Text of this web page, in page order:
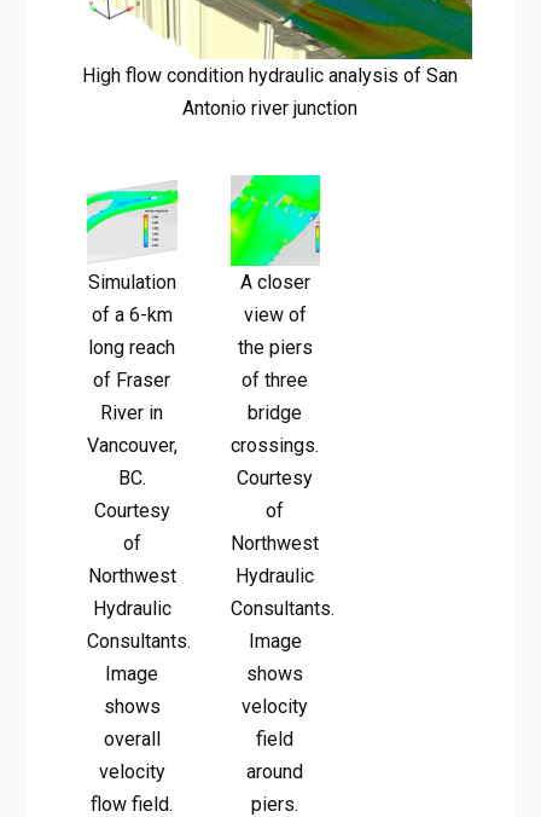
High flow condition hydraulic analysis of San
Antonio river junction
Simulation
of a 6-km
long reach
of Fraser
River in
Vancouver,
BC.
Courtesy
of
Northwest
Hydraulic
Consultants.
Image
shows
overall
velocity
flow field.
A closer
view of
the piers
of three
bridge
crossings.
Courtesy
of
Northwest
Hydraulic
Consultants.
Image
shows
velocity
field
around
piers.